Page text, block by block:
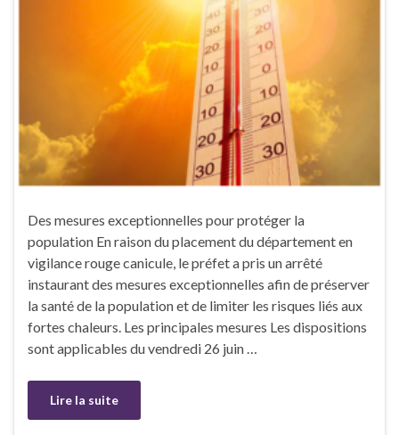
Des mesures exceptionnelles pour protéger la
population En raison du placement du département en
vigilance rouge canicule, le préfet a pris un arrêté
instaurant des mesures exceptionnelles afin de préserver
la santé de la population et de limiter les risques liés aux
fortes chaleurs. Les principales mesures Les dispositions
sont applicables du vendredi 26 juin …
Lire la suite